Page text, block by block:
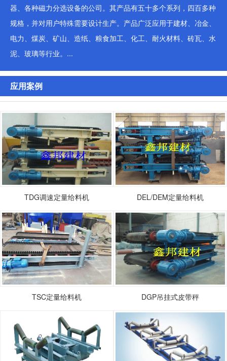
器、各种磁力分选设备的公司。其产品有五十多个系列，四百多种
规格，并对用户特殊需要设计生产。产品广泛应用于建材、冶金、
电力、煤炭、矿山、造纸、粮食加工、化工、耐火材料、砖瓦、水
泥、玻璃等行业。...
应用案例
TDG调速定量给料机 DEL/DEM定量给料机
TSC定量给料机 DGP吊挂式皮带秤